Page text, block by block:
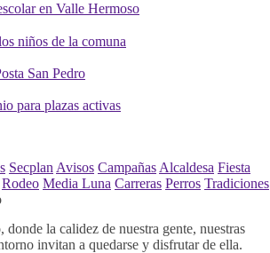
en Valle Hermoso
niños de la comuna
San Pedro
para plazas activas
Secplan Avisos Campañas Alcaldesa Fiesta
Rodeo Media Luna Carreras Perros Tradiciones
la calidez de nuestra gente, nuestras
invitan a quedarse y disfrutar de ella.